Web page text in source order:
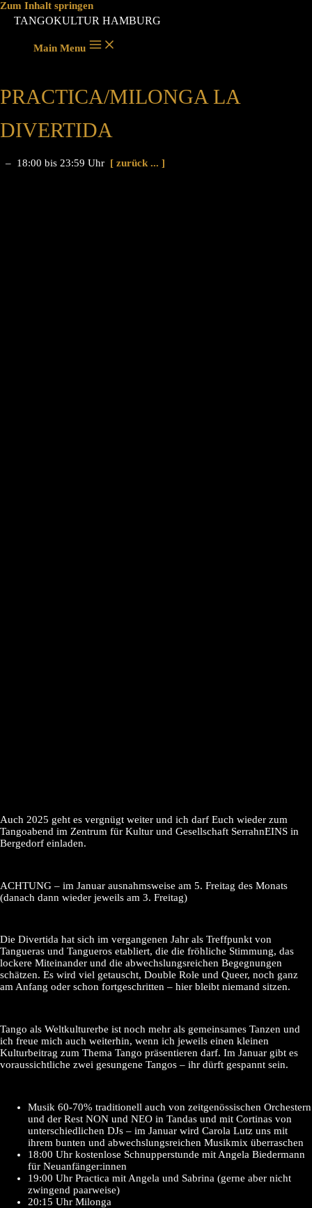
Zum Inhalt springen
TANGOKULTUR HAMBURG
Main Menu
PRACTICA/MILONGA LA
DIVERTIDA
– 18:00 bis 23:59 Uhr [ zurück ... ]
Auch 2025 geht es vergnügt weiter und ich darf Euch wieder zum
Tangoabend im Zentrum für Kultur und Gesellschaft SerrahnEINS in
Bergedorf einladen.
ACHTUNG – im Januar ausnahmsweise am 5. Freitag des Monats
(danach dann wieder jeweils am 3. Freitag)
Die Divertida hat sich im vergangenen Jahr als Treffpunkt von
Tangueras und Tangueros etabliert, die die fröhliche Stimmung, das
lockere Miteinander und die abwechslungsreichen Begegnungen
schätzen. Es wird viel getauscht, Double Role und Queer, noch ganz
am Anfang oder schon fortgeschritten – hier bleibt niemand sitzen.
Tango als Weltkulturerbe ist noch mehr als gemeinsames Tanzen und
ich freue mich auch weiterhin, wenn ich jeweils einen kleinen
Kulturbeitrag zum Thema Tango präsentieren darf. Im Januar gibt es
voraussichtliche zwei gesungene Tangos – ihr dürft gespannt sein.
Musik 60-70% traditionell auch von zeitgenössischen Orchestern
und der Rest NON und NEO in Tandas und mit Cortinas von
unterschiedlichen DJs – im Januar wird Carola Lutz uns mit
ihrem bunten und abwechslungsreichen Musikmix überraschen
18:00 Uhr kostenlose Schnupperstunde mit Angela Biedermann
für Neuanfänger:innen
19:00 Uhr Practica mit Angela und Sabrina (gerne aber nicht
zwingend paarweise)
20:15 Uhr Milonga